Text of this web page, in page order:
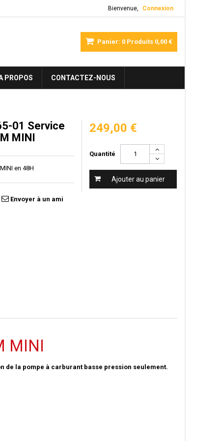
Bienvenue, Connexion
Panier: 0 Produits 0,00 €
PROPOS CONTACTEZ-NOUS
01 Service
MINI
en 48H
Envoyer à un ami
249,00 €
Quantité
Ajouter au panier
MINI
de la pompe à carburant basse pression seulement.